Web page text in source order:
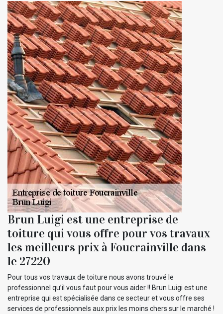
Brun Luigi est une entreprise de
toiture qui vous offre pour vos travaux
les meilleurs prix à Foucrainville dans
le 27220
Pour tous vos travaux de toiture nous avons trouvé le
professionnel qu’il vous faut pour vous aider !! Brun Luigi est une
entreprise qui est spécialisée dans ce secteur et vous offre ses
services de professionnels aux prix les moins chers sur le marché !